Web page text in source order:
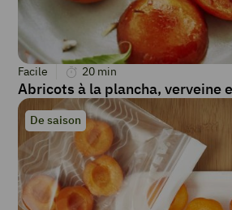
Facile 20 min
Abricots à la plancha, verveine
De saison